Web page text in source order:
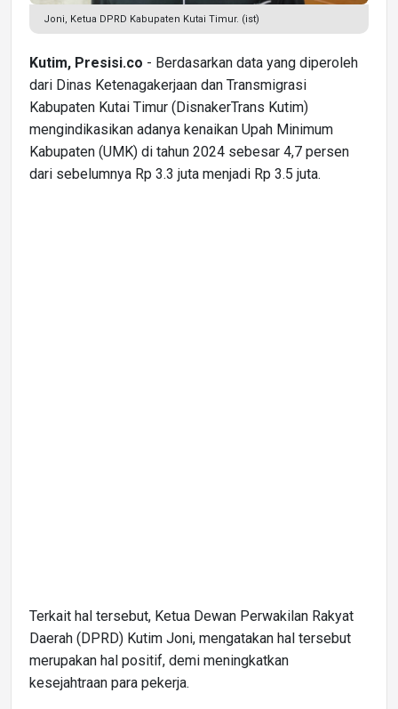
Joni, Ketua DPRD Kabupaten Kutai Timur. (ist)
Kutim, Presisi.co - Berdasarkan data yang diperoleh
dari Dinas Ketenagakerjaan dan Transmigrasi
Kabupaten Kutai Timur (DisnakerTrans Kutim)
mengindikasikan adanya kenaikan Upah Minimum
Kabupaten (UMK) di tahun 2024 sebesar 4,7 persen
dari sebelumnya Rp 3.3 juta menjadi Rp 3.5 juta.
Terkait hal tersebut, Ketua Dewan Perwakilan Rakyat
Daerah (DPRD) Kutim Joni, mengatakan hal tersebut
merupakan hal positif, demi meningkatkan
kesejahtraan para pekerja.